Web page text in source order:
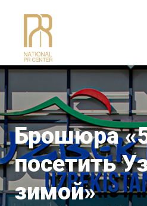
Брошюра
посетить
зимой»